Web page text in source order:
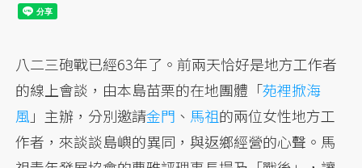
八二三砲戰已經63年了。前兩天恰好是地方工作者
的線上會談，由本島苗栗的在地團體「苑裡掀海
風 」主辦，分別邀請金門 、 馬祖的兩位女性地方工
作者，來談談島嶼的異同，與返鄉經營的心聲。馬